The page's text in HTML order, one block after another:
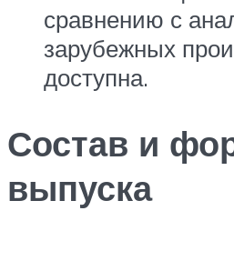
сравнению с
зарубежных
доступна.
Состав и
выпуска